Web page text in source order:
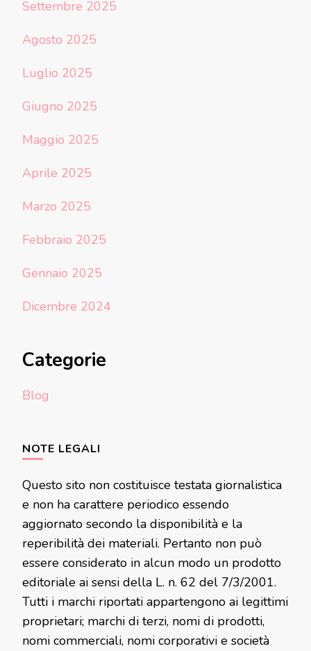
Settembre 2025
Agosto 2025
Luglio 2025
Giugno 2025
Maggio 2025
Aprile 2025
Marzo 2025
Febbraio 2025
Gennaio 2025
Dicembre 2024
Categorie
Blog
NOTE LEGALI
Questo sito non costituisce testata giornalistica
e non ha carattere periodico essendo
aggiornato secondo la disponibilità e la
reperibilità dei materiali. Pertanto non può
essere considerato in alcun modo un prodotto
editoriale ai sensi della L. n. 62 del 7/3/2001.
Tutti i marchi riportati appartengono ai legittimi
proprietari; marchi di terzi, nomi di prodotti,
nomi commerciali, nomi corporativi e società